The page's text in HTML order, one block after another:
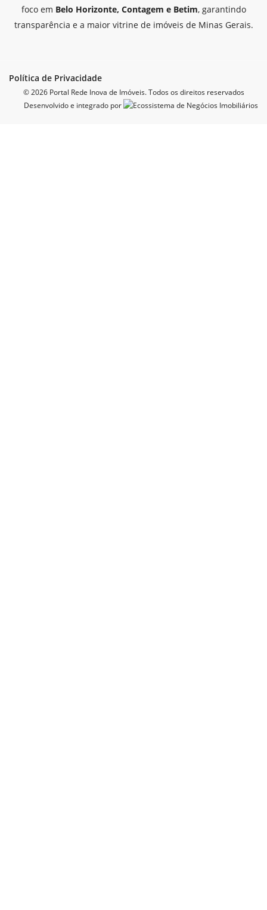
foco em Belo Horizonte, Contagem e Betim, garantindo
transparência e a maior vitrine de imóveis de Minas Gerais.
Política de Privacidade
© 2026 Portal Rede Inova de Imóveis. Todos os direitos reservados
Desenvolvido e integrado por